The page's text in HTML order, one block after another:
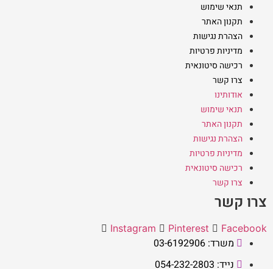
תנאי שימוש
תקנון האתר
הצהרת נגישות
מדיניות פרטיות
רכישה סיטונאית
צרו קשר
אודותינו
תנאי שימוש
תקנון האתר
הצהרת נגישות
מדיניות פרטיות
רכישה סיטונאית
צרו קשר
צרו קשר
Instagram Pinterest Facebook
משרד: 03-6192906
נייד: 054-232-2803